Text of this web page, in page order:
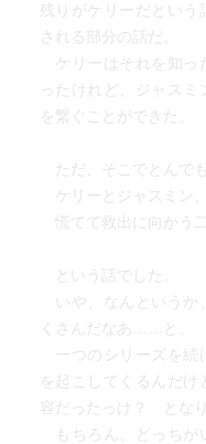
残りがケリーだという
される部分の話だ。
ケリーはそれを知っ
ったけれど、ジャス
を繋ぐことができた。
ただ、そこでとんで
ケリーとジャスミン
慌てて救出に向かう
という話でした。
いや、なんというか
くさんだなあ……と。
一つのシリーズを続
を起こしてくるんだ
容だったっけ？ となり
もちろん、どっちが